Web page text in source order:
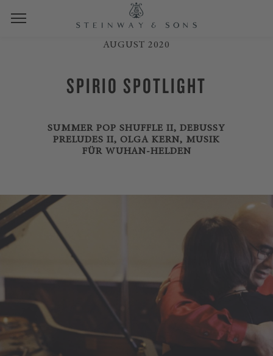
AUGUST 2020
SPIRIO SPOTLIGHT
SUMMER POP SHUFFLE II, DEBUSSY
PRELUDES II, OLGA KERN, MUSIK
FÜR WUHAN-HELDEN